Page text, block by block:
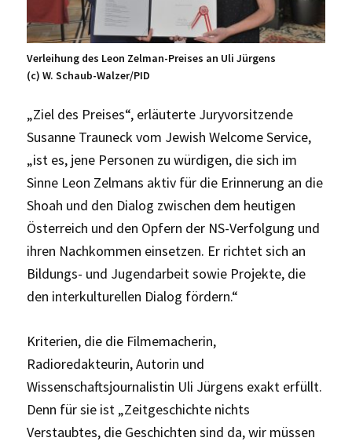
Verleihung des Leon Zelman-Preises an Uli Jürgens
(c) W. Schaub-Walzer/PID
„Ziel des Preises“, erläuterte Juryvorsitzende
Susanne Trauneck vom Jewish Welcome Service,
„ist es, jene Personen zu würdigen, die sich im
Sinne Leon Zelmans aktiv für die Erinnerung an die
Shoah und den Dialog zwischen dem heutigen
Österreich und den Opfern der NS-Verfolgung und
ihren Nachkommen einsetzen. Er richtet sich an
Bildungs- und Jugendarbeit sowie Projekte, die
den interkulturellen Dialog fördern.“
Kriterien, die die Filmemacherin,
Radioredakteurin, Autorin und
Wissenschaftsjournalistin Uli Jürgens exakt erfüllt.
Denn für sie ist „Zeitgeschichte nichts
Verstaubtes, die Geschichten sind da, wir müssen